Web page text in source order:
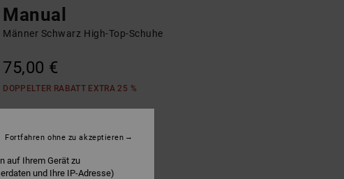
Manual
Männer Schwarz High-Top-Schuhe
75,00 €
DOPPELTER RABATT EXTRA 25 %
auf Ihrem Gerät zu
und Ihre IP-Adresse)
Fortfahren ohne zu akzeptieren